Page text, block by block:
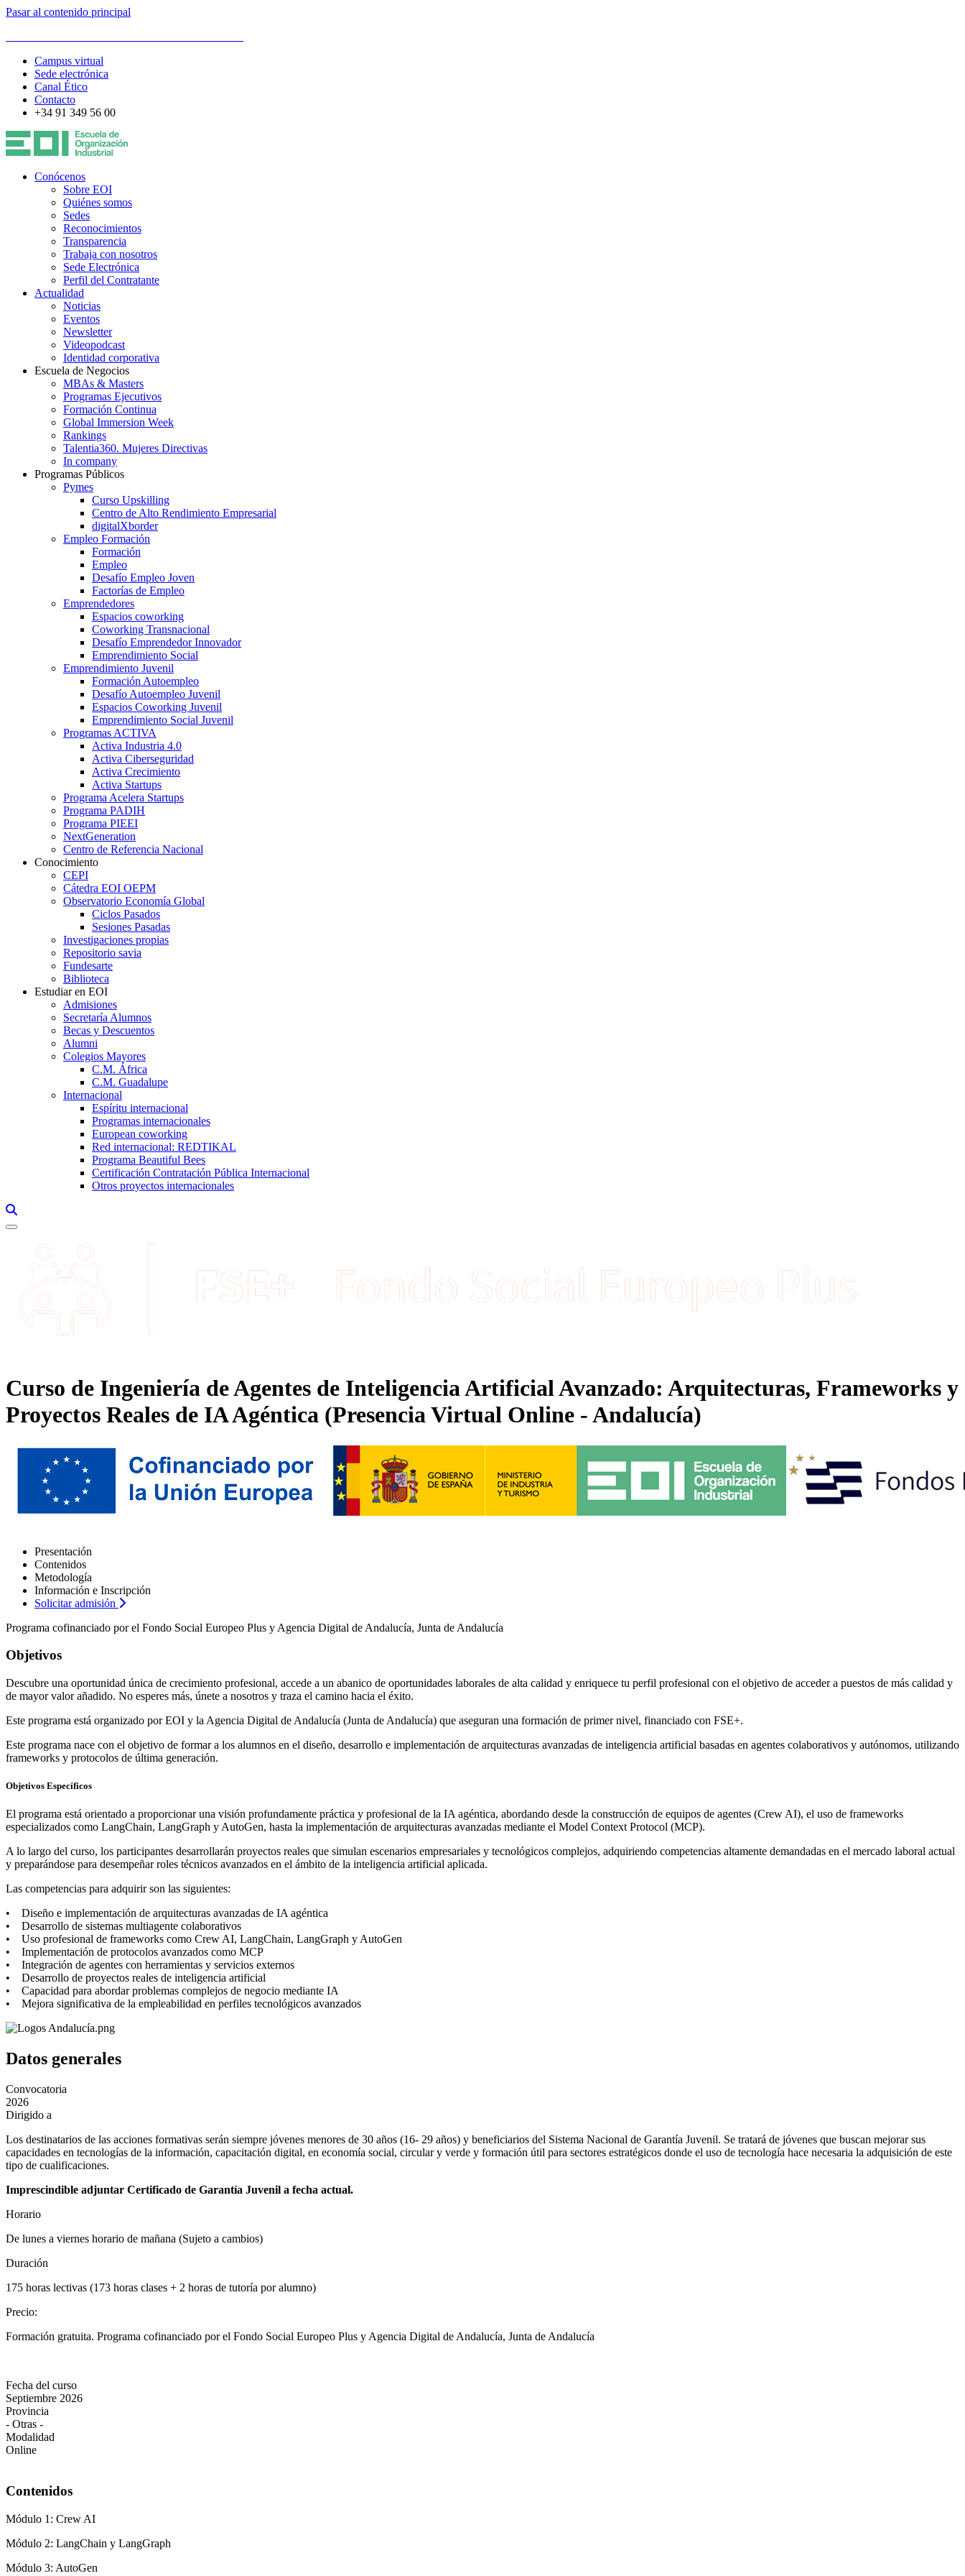
Pasar al contenido principal
Campus virtual
Sede electrónica
Canal Ético
Contacto
+34 91 349 56 00
Conócenos
Sobre EOI
Quiénes somos
Sedes
Reconocimientos
Transparencia
Trabaja con nosotros
Sede Electrónica
Perfil del Contratante
Actualidad
Noticias
Eventos
Newsletter
Videopodcast
Identidad corporativa
Escuela de Negocios
MBAs & Masters
Programas Ejecutivos
Formación Continua
Global Immersion Week
Rankings
Talentia360. Mujeres Directivas
In company
Programas Públicos
Pymes
Curso Upskilling
Centro de Alto Rendimiento Empresarial
digitalXborder
Empleo Formación
Formación
Empleo
Desafío Empleo Joven
Factorías de Empleo
Emprendedores
Espacios coworking
Coworking Transnacional
Desafío Emprendedor Innovador
Emprendimiento Social
Emprendimiento Juvenil
Formación Autoempleo
Desafío Autoempleo Juvenil
Espacios Coworking Juvenil
Emprendimiento Social Juvenil
Programas ACTIVA
Activa Industria 4.0
Activa Ciberseguridad
Activa Crecimiento
Activa Startups
Programa Acelera Startups
Programa PADIH
Programa PIEEI
NextGeneration
Centro de Referencia Nacional
Conocimiento
CEPI
Cátedra EOI OEPM
Observatorio Economía Global
Ciclos Pasados
Sesiones Pasadas
Investigaciones propias
Repositorio savia
Fundesarte
Biblioteca
Estudiar en EOI
Admisiones
Secretaría Alumnos
Becas y Descuentos
Alumni
Colegios Mayores
C.M. África
C.M. Guadalupe
Internacional
Espíritu internacional
Programas internacionales
European coworking
Red internacional: REDTIKAL
Programa Beautiful Bees
Certificación Contratación Pública Internacional
Otros proyectos internacionales
Curso de Ingeniería de Agentes de Inteligencia Artificial Avanzado: Arquitecturas, Frameworks y
Proyectos Reales de IA Agéntica (Presencia Virtual Online - Andalucía)
Presentación
Contenidos
Metodología
Información e Inscripción
Solicitar admisión
Programa cofinanciado por el Fondo Social Europeo Plus y Agencia Digital de Andalucía, Junta de Andalucía
Objetivos
Descubre una oportunidad única de crecimiento profesional, accede a un abanico de oportunidades laborales de alta calidad y enriquece tu perfil profesional con el objetivo de acceder a puestos de más calidad y
de mayor valor añadido. No esperes más, únete a nosotros y traza el camino hacia el éxito.
Este programa está organizado por EOI y la Agencia Digital de Andalucía (Junta de Andalucía) que aseguran una formación de primer nivel, financiado con FSE+.
Este programa nace con el objetivo de formar a los alumnos en el diseño, desarrollo e implementación de arquitecturas avanzadas de inteligencia artificial basadas en agentes colaborativos y autónomos, utilizando
frameworks y protocolos de última generación.
Objetivos Específicos
El programa está orientado a proporcionar una visión profundamente práctica y profesional de la IA agéntica, abordando desde la construcción de equipos de agentes (Crew AI), el uso de frameworks
especializados como LangChain, LangGraph y AutoGen, hasta la implementación de arquitecturas avanzadas mediante el Model Context Protocol (MCP).
A lo largo del curso, los participantes desarrollarán proyectos reales que simulan escenarios empresariales y tecnológicos complejos, adquiriendo competencias altamente demandadas en el mercado laboral actual
y preparándose para desempeñar roles técnicos avanzados en el ámbito de la inteligencia artificial aplicada.
Las competencias para adquirir son las siguientes:
• Diseño e implementación de arquitecturas avanzadas de IA agéntica
• Desarrollo de sistemas multiagente colaborativos
• Uso profesional de frameworks como Crew AI, LangChain, LangGraph y AutoGen
• Implementación de protocolos avanzados como MCP
• Integración de agentes con herramientas y servicios externos
• Desarrollo de proyectos reales de inteligencia artificial
• Capacidad para abordar problemas complejos de negocio mediante IA
• Mejora significativa de la empleabilidad en perfiles tecnológicos avanzados
Datos generales
Convocatoria
2026
Dirigido a
Los destinatarios de las acciones formativas serán siempre jóvenes menores de 30 años (16- 29 años) y beneficiarios del Sistema Nacional de Garantía Juvenil. Se tratará de jóvenes que buscan mejorar sus
capacidades en tecnologías de la información, capacitación digital, en economía social, circular y verde y formación útil para sectores estratégicos donde el uso de tecnología hace necesaria la adquisición de este
tipo de cualificaciones.
Imprescindible adjuntar Certificado de Garantía Juvenil a fecha actual.
Horario
De lunes a viernes horario de mañana (Sujeto a cambios)
Duración
175 horas lectivas (173 horas clases + 2 horas de tutoría por alumno)
Precio:
Formación gratuita. Programa cofinanciado por el Fondo Social Europeo Plus y Agencia Digital de Andalucía, Junta de Andalucía
Fecha del curso
Septiembre 2026
Provincia
- Otras -
Modalidad
Online
Contenidos
Módulo 1: Crew AI
Módulo 2: LangChain y LangGraph
Módulo 3: AutoGen